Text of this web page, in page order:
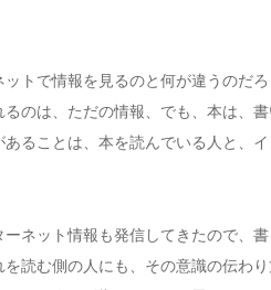
トで情報を見るのと何が違うのだ
のは、ただの情報、でも、本は、
ることは、本を読んでいる人と、
ネット情報も発信してきたので、
読む側の人にも、その意識の伝わ